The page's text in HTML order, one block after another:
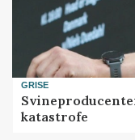
GRISE
katastrofe